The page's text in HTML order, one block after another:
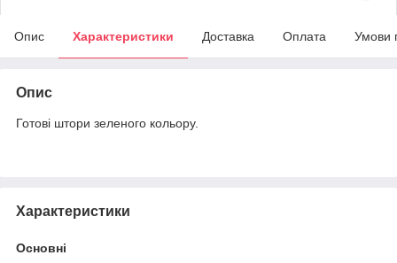
Опис Характеристики Доставка Оплата Умови
Опис
Готові штори зеленого кольору.
Характеристики
Основні